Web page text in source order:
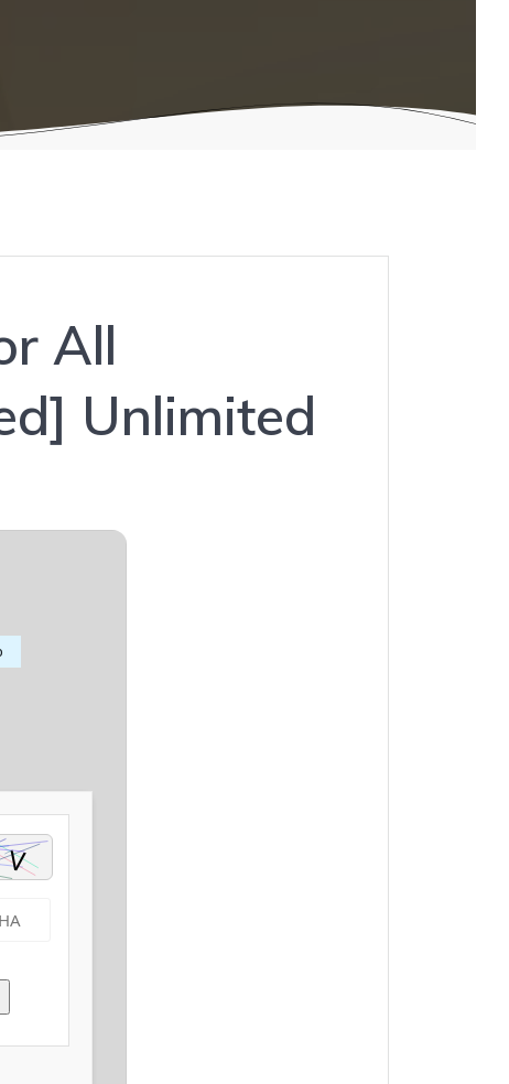
All
Unlimited